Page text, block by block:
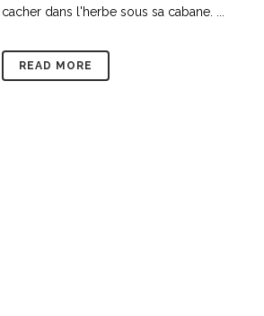
cacher dans l'herbe sous sa cabane. ...
READ MORE